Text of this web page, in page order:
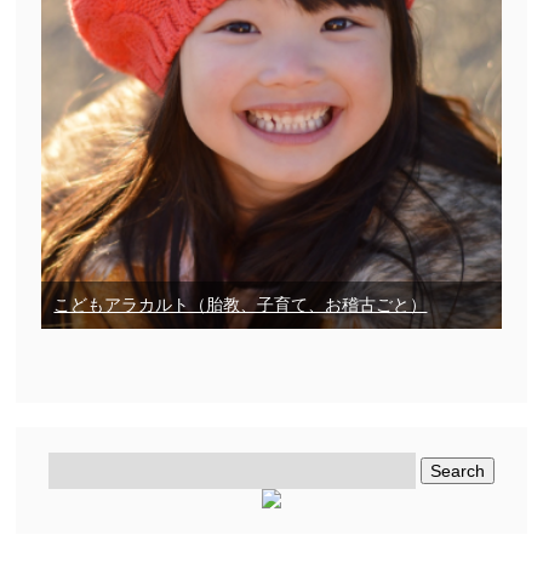
こどもアラカルト（胎教、子育て、お稽古ごと）